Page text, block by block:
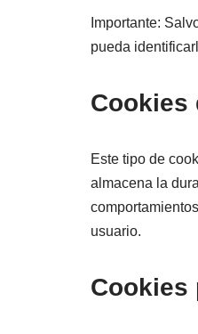
Importante:
pueda
Cookies
Este tipo de
almacena la
usuario.
Cookies